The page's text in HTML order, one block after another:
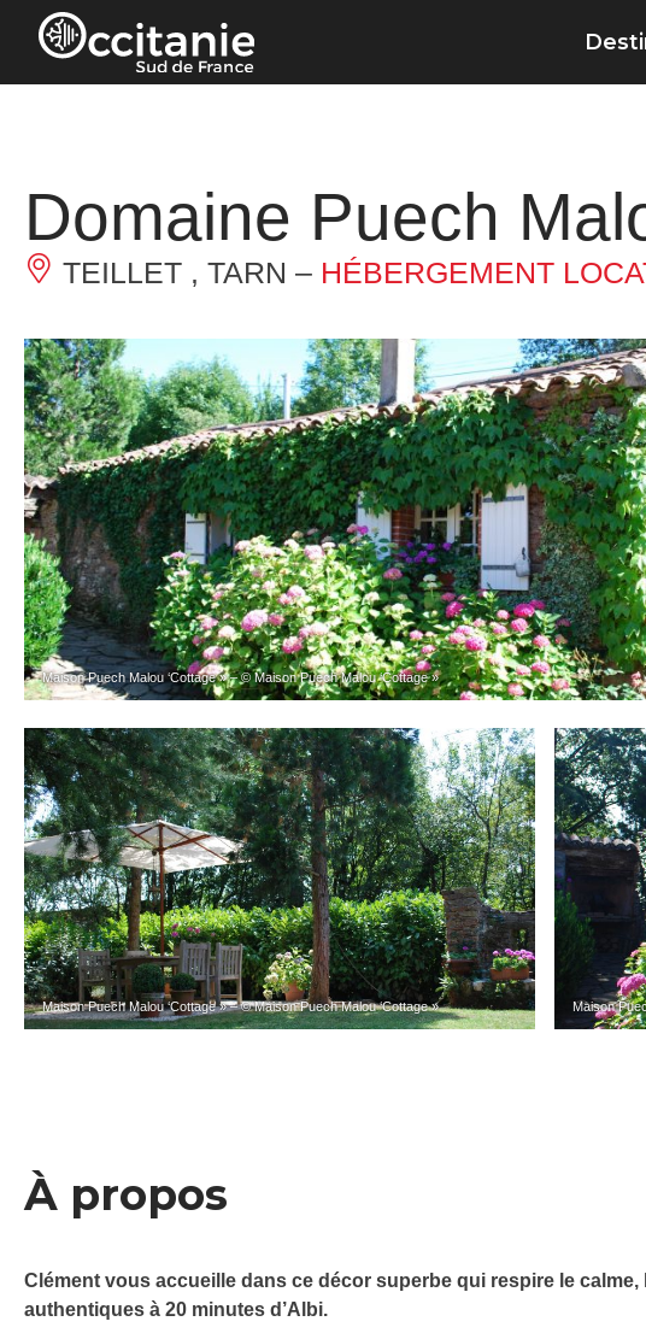
Panneau de gestion des cookies
Domaine Puech
TEILLET , TARN – HÉBERGEMENT
Maison Puech Malou ‘Cottage » – © Maison Puech Malou ‘Cottage »
Maison Puech Malou ‘Cottage » – © Maison Puech Malou ‘Cottage » Maison
À propos
Clément vous accueille dans ce décor superbe qui respire le
authentiques à 20 minutes d’Albi.